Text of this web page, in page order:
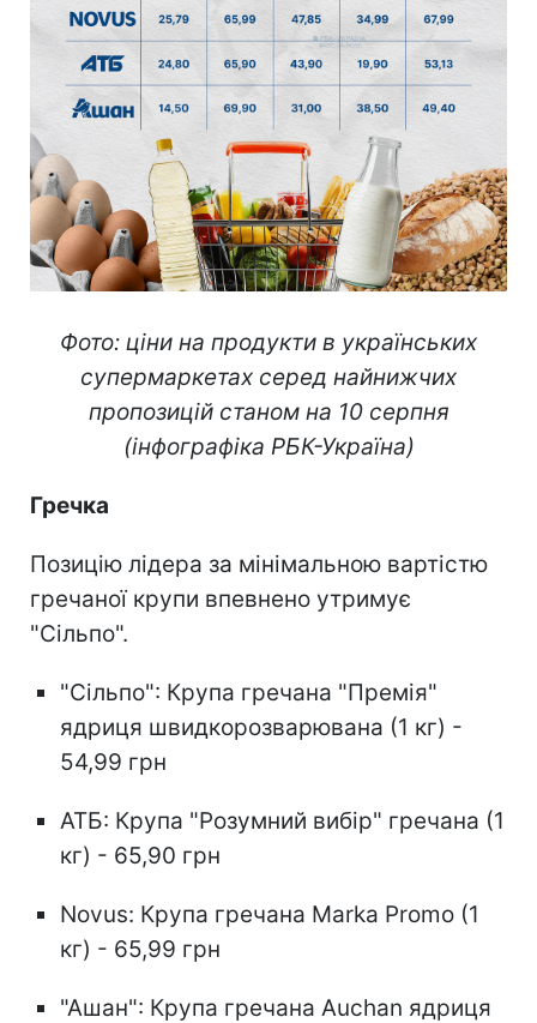
Фото: ціни на продукти в українських
супермаркетах серед найнижчих
пропозицій станом на 10 серпня
(інфографіка РБК-Україна)
Гречка
Позицію лідера за мінімальною вартістю
гречаної крупи впевнено утримує
"Сільпо".
"Сільпо": Крупа гречана "Премія"
ядриця швидкорозварювана (1 кг) -
54,99 грн
АТБ: Крупа "Розумний вибір" гречана (1
кг) - 65,90 грн
Novus: Крупа гречана Marka Promo (1
кг) - 65,99 грн
"Ашан": Крупа гречана Auchan ядриця